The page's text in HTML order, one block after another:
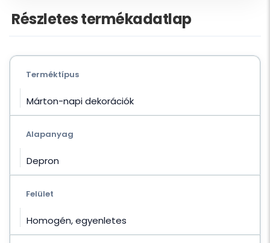
Részletes termékadatlap
Terméktípus
Márton-napi dekorációk
Alapanyag
Depron
Felület
Homogén, egyenletes